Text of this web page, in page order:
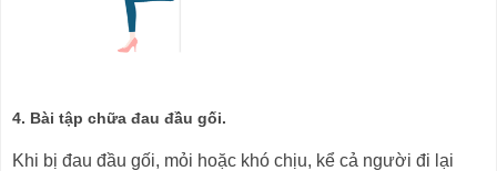
4. Bài tập chữa đau đầu gối.
Khi bị đau đầu gối, mỏi hoặc khó chịu, kể cả người đi lại